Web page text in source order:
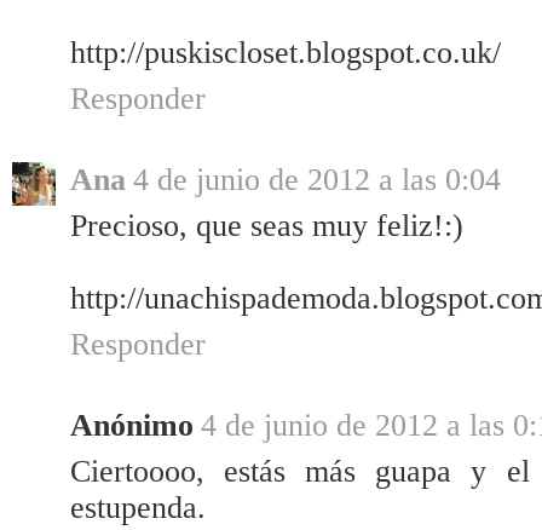
http://puskiscloset.blogspot.co.uk/
Responder
Ana 4 de junio de 2012 a las 0:04
Precioso, que seas muy feliz!:)
http://
Responder
Anónimo 4 de junio de 2012 a las
Ciertoooo, estás más guapa y
estupenda.